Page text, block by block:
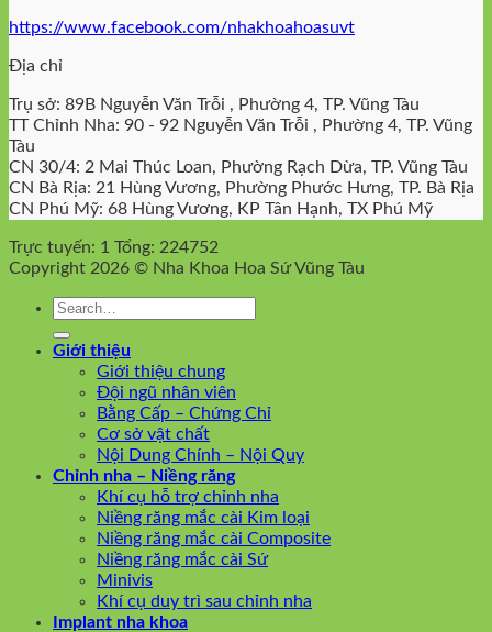
https://www.facebook.com/nhakhoahoasuvt
Địa chỉ
Trụ sở: 89B Nguyễn Văn Trỗi , Phường 4, TP. Vũng Tàu
TT Chỉnh Nha: 90 - 92 Nguyễn Văn Trỗi , Phường 4, TP. Vũng
Tàu
CN 30/4: 2 Mai Thúc Loan, Phường Rạch Dừa, TP. Vũng Tàu
CN Bà Rịa: 21 Hùng Vương, Phường Phước Hưng, TP. Bà Rịa
CN Phú Mỹ: 68 Hùng Vương, KP Tân Hạnh, TX Phú Mỹ
Trực tuyến: 1 Tổng: 224752
Copyright 2026 © Nha Khoa Hoa Sứ Vũng Tàu
Giới thiệu
Giới thiệu chung
Đội ngũ nhân viên
Bằng Cấp – Chứng Chỉ
Cơ sở vật chất
Nội Dung Chính – Nội Quy
Chỉnh nha – Niềng răng
Khí cụ hỗ trợ chỉnh nha
Niềng răng mắc cài Kim loại
Niềng răng mắc cài Composite
Niềng răng mắc cài Sứ
Minivis
Khí cụ duy trì sau chỉnh nha
Implant nha khoa